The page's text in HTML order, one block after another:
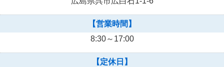
【営業時間】
8:30～17:00
【定休日】